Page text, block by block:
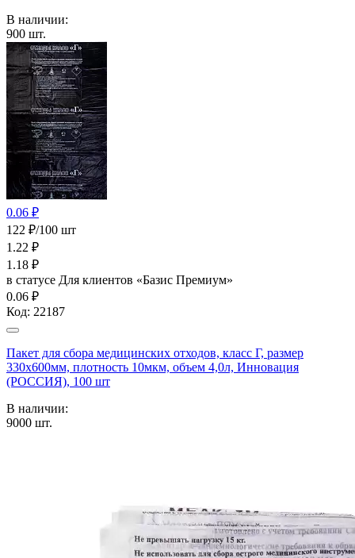
В наличии:
900 шт.
0.06 ₽
122 ₽/100 шт
1.22 ₽
1.18 ₽
в статусе Для клиентов «Базис Премиум»
0.06 ₽
Код: 22187
Пакет для сбора медицинских отходов, класс Г, размер
330х600мм, плотность 10мкм, объем 4,0л, Инновация
(РОССИЯ), 100 шт
В наличии:
9000 шт.